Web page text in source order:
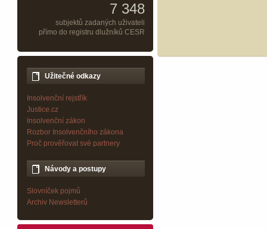
7 348
subjektů zadaných uživateli
přímo do registru dlužníků CESR
Užitečné odkazy
Insolvenční rejstřík
Justice.cz
Insolvenční zákon
Rozbor Insolvenčního zákona
Proč prověřovat své partnery
Návody a postupy
Slovníček pojmů
Archiv Newsletterů